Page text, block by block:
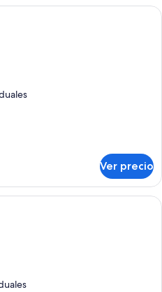
Estudio | Caja de seguridad en la
Ver precio
Una habitación acogedora con una